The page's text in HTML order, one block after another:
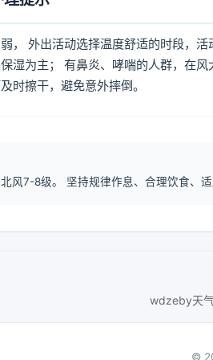
， 外出活动选择温度舒适的时段，
湿为主； 有鼻炎、哮喘的人群，在
时擦干，避免意外摔倒。
7-8级。 坚持规律作息、合理饮食、适
wdzeby天
©